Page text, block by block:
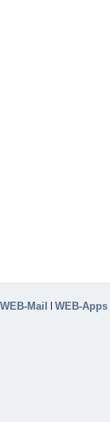
WEB-Mail | WEB-Apps